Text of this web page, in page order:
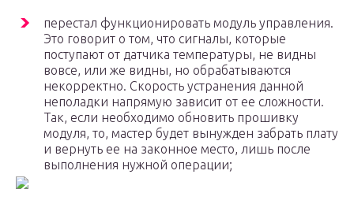
перестал функционировать модуль управления.
Это говорит о том, что сигналы, которые
поступают от датчика температуры, не видны
вовсе, или же видны, но обрабатываются
некорректно. Скорость устранения данной
неполадки напрямую зависит от ее сложности.
Так, если необходимо обновить прошивку
модуля, то, мастер будет вынужден забрать плату
и вернуть ее на законное место, лишь после
выполнения нужной операции;